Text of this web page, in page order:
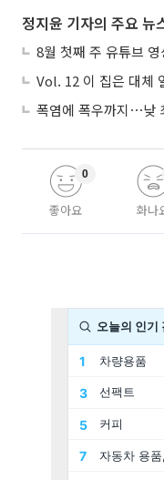
정지윤 기자의 주요 뉴
8월 첫째 주 유튜브 영
Vol. 12 이 집은 대체
폭염에 폭우까지⋯낮
좋아요
0
화나